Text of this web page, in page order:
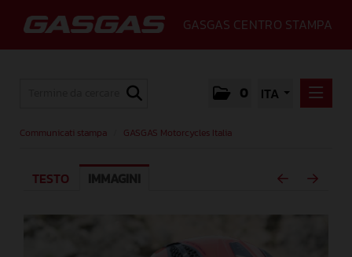
GASGAS CENTRO STAMPA
0 ITA
MEDIA
GALLERY
Communicati stampa GASGAS Motorcycles Italia
TESTO IMMAGINI